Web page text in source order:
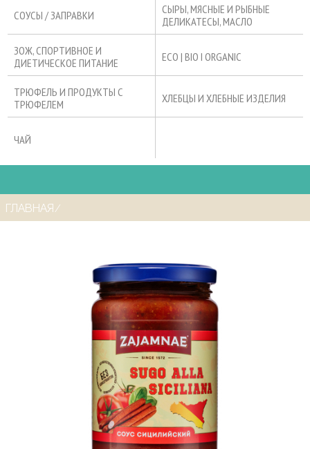
СОУСЫ / ЗАПРАВКИ
СЫРЫ, МЯСНЫЕ И РЫБНЫЕ
ДЕЛИКАТЕСЫ, МАСЛО
ЗОЖ, СПОРТИВНОЕ И
ДИЕТИЧЕСКОЕ ПИТАНИЕ
ECO | BIO I ORGANIC
ТРЮФЕЛЬ И ПРОДУКТЫ С
ТРЮФЕЛЕМ
ХЛЕБЦЫ И ХЛЕБНЫЕ ИЗДЕЛИЯ
ЧАЙ
ГЛАВНАЯ ⁄